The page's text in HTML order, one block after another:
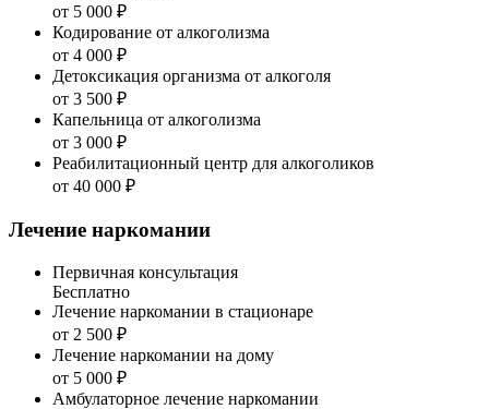
от 5 000 ₽
Кодирование от алкоголизма
от 4 000 ₽
Детоксикация организма от алкоголя
от 3 500 ₽
Капельница от алкоголизма
от 3 000 ₽
Реабилитационный центр для алкоголиков
от 40 000 ₽
Лечение наркомании
Первичная консультация
Бесплатно
Лечение наркомании в стационаре
от 2 500 ₽
Лечение наркомании на дому
от 5 000 ₽
Амбулаторное лечение наркомании